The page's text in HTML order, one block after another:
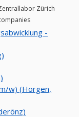
Zürich
-
w) (Horgen,